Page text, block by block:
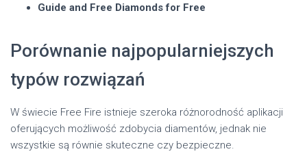
Guide and Free Diamonds for Free
Porównanie najpopularniejszych
typów rozwiązań
W świecie Free Fire istnieje szeroka różnorodność aplikacji
oferujących możliwość zdobycia diamentów, jednak nie
wszystkie są równie skuteczne czy bezpieczne.